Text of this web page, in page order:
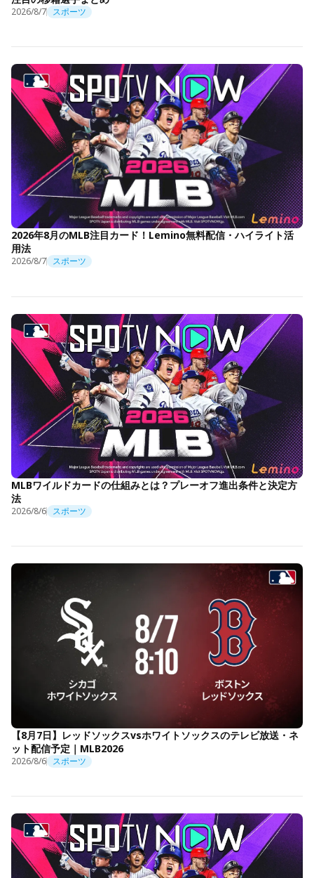
2026/8/7 スポーツ
2026年8月のMLB注目カード！Lemino無料配信・ハイライト活
用法
2026/8/7 スポーツ
MLBワイルドカードの仕組みとは？プレーオフ進出条件と決定方
法
2026/8/6 スポーツ
【8月7日】レッドソックスvsホワイトソックスのテレビ放送・ネ
ット配信予定｜MLB2026
2026/8/6 スポーツ